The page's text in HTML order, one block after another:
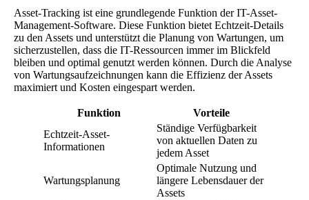
Asset-Tracking ist eine grundlegende Funktion der IT-Asset-
Management-Software. Diese Funktion bietet Echtzeit-Details
zu den Assets und unterstützt die Planung von Wartungen, um
sicherzustellen, dass die IT-Ressourcen immer im Blickfeld
bleiben und optimal genutzt werden können. Durch die Analyse
von Wartungsaufzeichnungen kann die Effizienz der Assets
maximiert und Kosten eingespart werden.
Funktion
Vorteile
Echtzeit-Asset-
Informationen
Ständige Verfügbarkeit
von aktuellen Daten zu
jedem Asset
Wartungsplanung
Optimale Nutzung und
längere Lebensdauer der
Assets